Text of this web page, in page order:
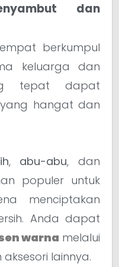
dan
berkumpul
keluarga dan
tepat dapat
yang hangat dan
, abu-abu, dan
populer untuk
menciptakan
Anda dapat
warna melalui
lainnya.